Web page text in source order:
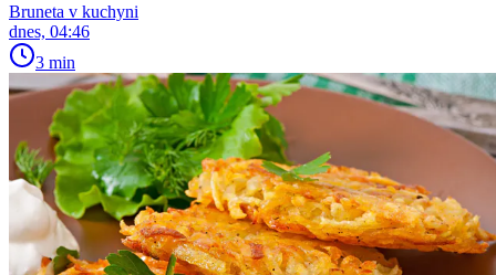
Bruneta v kuchyni
dnes, 04:46
3 min